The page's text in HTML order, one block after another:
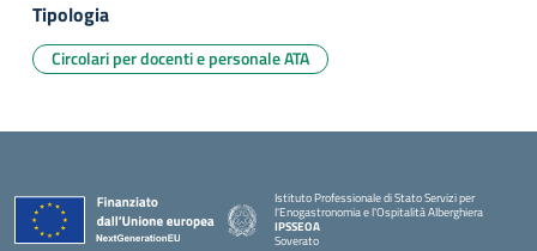
Tipologia
Circolari per docenti e personale ATA
Istituto Professionale di Stato Servizi per
l'Enogastronomia e l'Ospitalità Alberghiera
IPSSEOA
Soverato